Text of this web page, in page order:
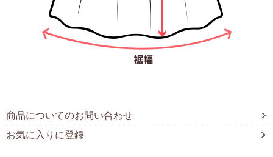
商品についてのお問い合わせ
お気に入りに登録